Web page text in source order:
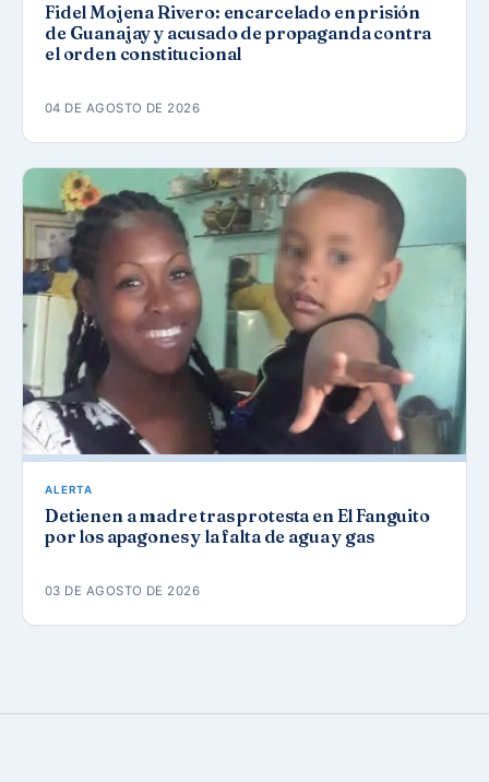
Fidel Mojena Rivero: encarcelado en prisión
de Guanajay y acusado de propaganda contra
el orden constitucional
04 DE AGOSTO DE 2026
ALERTA
Detienen a madre tras protesta en El Fanguito
por los apagones y la falta de agua y gas
03 DE AGOSTO DE 2026